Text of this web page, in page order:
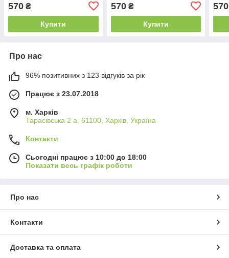
570 ₴
Купити
570₴
Купити
570
Про нас
96% позитивних з 123 відгуків за рік
Працює з 23.07.2018
м. Харків
Тарасівська 2 а, 61100, Харків, Україна
Контакти
Сьогодні працює з 10:00 до 18:00
Показати весь графік роботи
Про нас
Контакти
Доставка та оплата